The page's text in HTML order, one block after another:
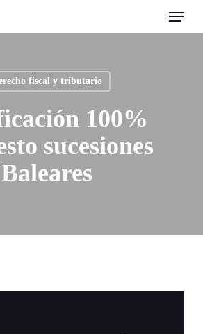
Menu
fiscal y tributario
100%
sucesiones
Baleares